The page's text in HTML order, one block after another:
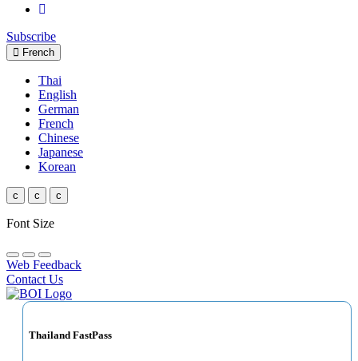
Subscribe
French
Thai
English
German
French
Chinese
Japanese
Korean
c c c
Font Size
Web Feedback
Contact Us
Thailand FastPass